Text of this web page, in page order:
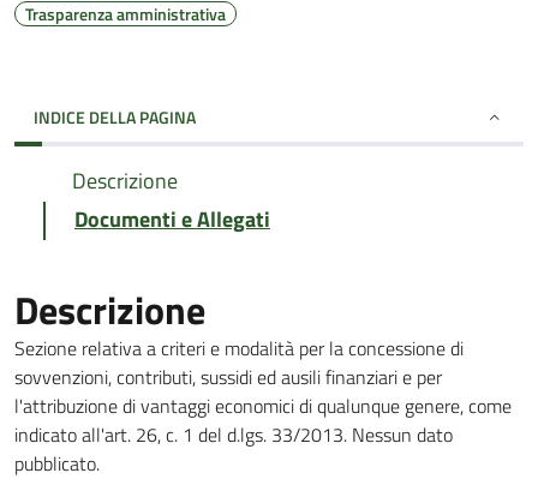
Trasparenza amministrativa
INDICE DELLA PAGINA
Descrizione
Documenti e Allegati
Descrizione
Sezione relativa a criteri e modalità per la concessione di
sovvenzioni, contributi, sussidi ed ausili finanziari e per
l'attribuzione di vantaggi economici di qualunque genere, come
indicato all'art. 26, c. 1 del d.lgs. 33/2013. Nessun dato
pubblicato.